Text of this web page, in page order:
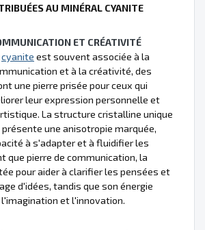
AU MINÉRAL CYANITE
ET CRÉATIVITÉ
cyanite est souvent associée à la
et à la créativité, des
une pierre prisée pour ceux qui
leur expression personnelle et
La structure cristalline unique
présente une anisotropie marquée,
à s'adapter et à fluidifier les
que pierre de communication, la
pour aider à clarifier les pensées et
d'idées, tandis que son énergie
et l'innovation.